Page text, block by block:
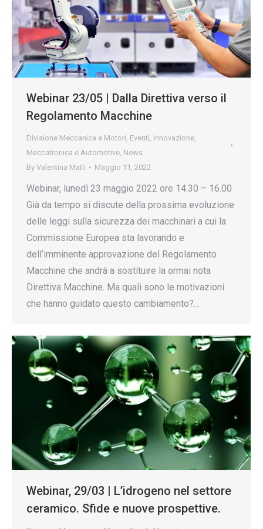
Webinar 23/05 | Dalla Direttiva verso il
Regolamento Macchine
Divisione Meccanica e Motori, Eventi, Innovazione,
Meccatronica e Automotive, News
By Valentina Matli Maggio 11, 2022
Webinar, lunedì 23 maggio 2022 ore 14.30 – 16.00
Già da tempo si discute della prossima evoluzione
delle leggi sulla sicurezza dei macchinari a cui la
Commissione Europea sta lavorando e
dell’imminente approvazione del Regolamento
Macchine che andrà a sostituire la ormai nota
Direttiva Macchine. Ma quali sono le motivazioni
che hanno guidato questo cambiamento?…
Webinar, 29/03 | L’idrogeno nel settore
ceramico. Sfide e nuove prospettive.